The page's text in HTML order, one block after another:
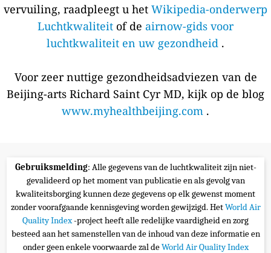
vervuiling, raadpleegt u het Wikipedia-onderwerp
Luchtkwaliteit of de airnow-gids voor
luchtkwaliteit en uw gezondheid .
Voor zeer nuttige gezondheidsadviezen van de
Beijing-arts Richard Saint Cyr MD, kijk op de blog
www.myhealthbeijing.com .
Gebruiksmelding: Alle gegevens van de luchtkwaliteit zijn niet-
gevalideerd op het moment van publicatie en als gevolg van
kwaliteitsborging kunnen deze gegevens op elk gewenst moment
zonder voorafgaande kennisgeving worden gewijzigd. HetWorld Air
Quality Index-project heeft alle redelijke vaardigheid en zorg
besteed aan het samenstellen van de inhoud van deze informatie en
onder geen enkele voorwaarde zal deWorld Air Quality Index